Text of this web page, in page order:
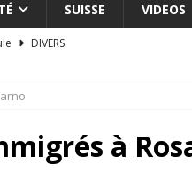
SUISSE VIDEOS
DIVERS
en Cisjordanie et à Gaza
était une blague de mauvais
à